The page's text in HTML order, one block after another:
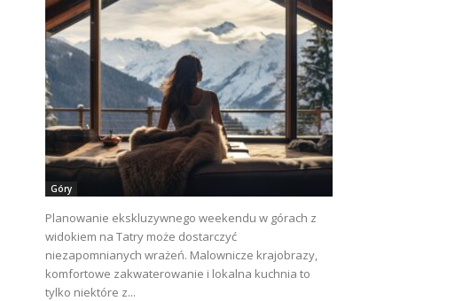
Góry
Planowanie ekskluzywnego weekendu w górach z
widokiem na Tatry może dostarczyć
niezapomnianych wrażeń. Malownicze krajobrazy,
komfortowe zakwaterowanie i lokalna kuchnia to
tylko niektóre z...